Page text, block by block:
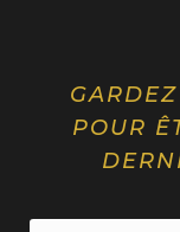
POUR